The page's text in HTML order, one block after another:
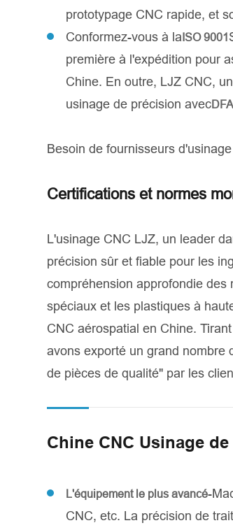
prototypage CNC rapide, et
Conformez-vous à laISO 9001
première à l'expédition pour
Chine. En outre, LJZ CNC,
usinage de précision avec
Besoin de fournisseurs
Certifications et normes
L'usinage CNC LJZ, un leader
précision sûr et fiable pour les
compréhension approfondie
spéciaux et les plastiques à
CNC aérospatial en Chine.
avons exporté un grand nombre
de pièces de qualité" par les
Chine CNC Usinage
L'équipement le plus avancé-
CNC, etc. La précision de